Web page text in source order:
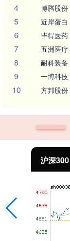
4 博腾股份
5 近岸蛋白
6 毕得医药
7 五洲医疗
8 耐科装备
9 一博科技
10 方邦股份
沪深300